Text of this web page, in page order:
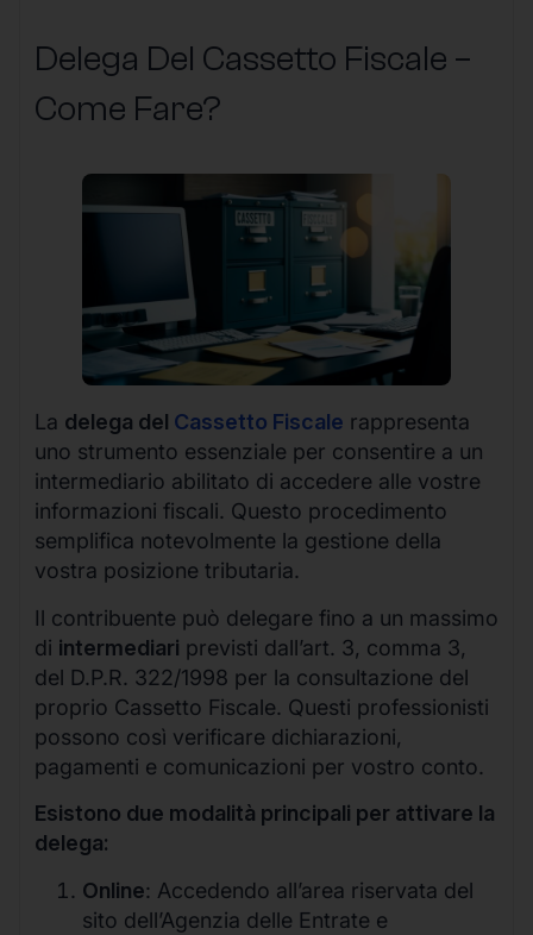
Delega Del Cassetto Fiscale –
Come Fare?
La delega del Cassetto Fiscale rappresenta
uno strumento essenziale per consentire a un
intermediario abilitato di accedere alle vostre
informazioni fiscali. Questo procedimento
semplifica notevolmente la gestione della
vostra posizione tributaria.
Il contribuente può delegare fino a un massimo
di intermediari previsti dall’art. 3, comma 3,
del D.P.R. 322/1998 per la consultazione del
proprio Cassetto Fiscale. Questi professionisti
possono così verificare dichiarazioni,
pagamenti e comunicazioni per vostro conto.
Esistono due modalità principali per attivare la
delega:
Online: Accedendo all’area riservata del
sito dell’Agenzia delle Entrate e